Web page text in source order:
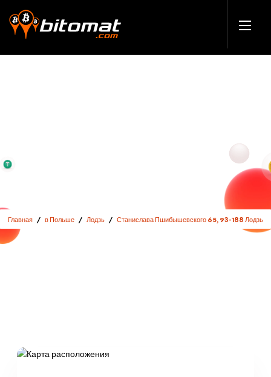
Главная / в Польше / Лодзь / Станислава Пшибышевского 65, 93-188 Лодзь